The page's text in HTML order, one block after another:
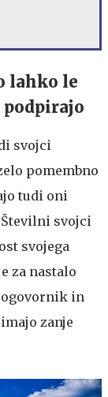
lahko le
svojci
pomembno
tudi oni
svojci
svojega
za nastalo
in
zanje